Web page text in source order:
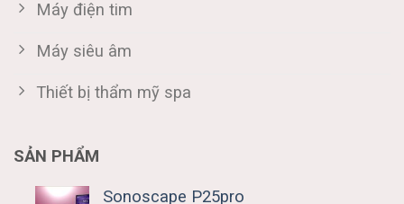
Máy điện tim
Máy siêu âm
Thiết bị thẩm mỹ spa
SẢN PHẨM
Sonoscape P25pro